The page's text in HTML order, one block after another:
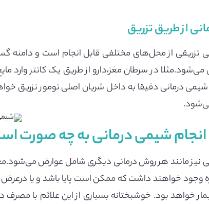
از طریق تزریق
تزریقی از محل‌های مختلفی قابل انجام است و دامنه
می‌شود.مثلا در سرطان مغز،دارو از طریق یک کاتتر
شیمی درمانی دقیقا به داخل شریان اصلی تومور تزریق
شیمی درمانی به چه صورت
نیز مانند هر روش درمانی دیگری شامل عوارض
وجود خواهند داشت که ممکن است پایا باشد و یا درعرض
خواهد بود. خوشبختانه بسیاری از این علائم با